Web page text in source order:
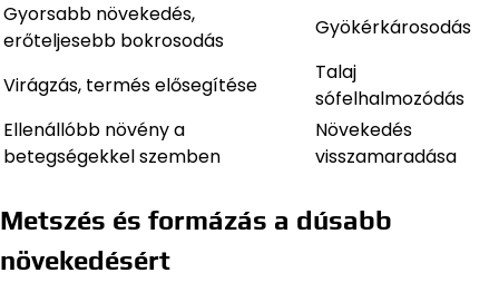
Gyorsabb növekedés,
erőteljesebb bokrosodás
Gyökérkárosodás
Virágzás, termés elősegítése
Talaj
sófelhalmozódás
Ellenállóbb növény a
betegségekkel szemben
Növekedés
visszamaradása
Metszés és formázás a dúsabb
növekedésért